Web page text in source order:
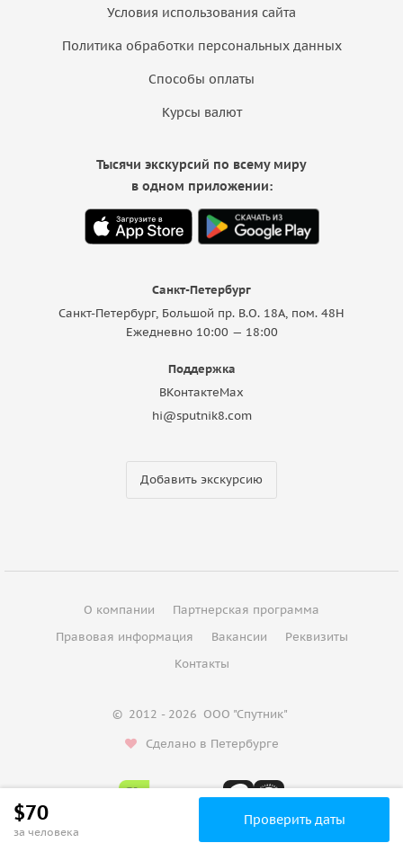
$70
за человека
Проверить даты
Условия использования сайта
Политика обработки персональных данных
Способы оплаты
Курсы валют
Санкт-Петербург
Санкт-Петербург, Большой пр. В.О. 18A, пом. 48Н
Ежедневно 10:00 — 18:00
Поддержка
ВКонтактеMax
hi@sputnik8.com
Добавить экскурсию
Тысячи экскурсий по всему миру
в одном приложении:
О компании
Партнерская программа
Правовая информация
Вакансии
Реквизиты
Контакты
© 2012 - 2026 ООО "Спутник"
Сделано в Петербурге